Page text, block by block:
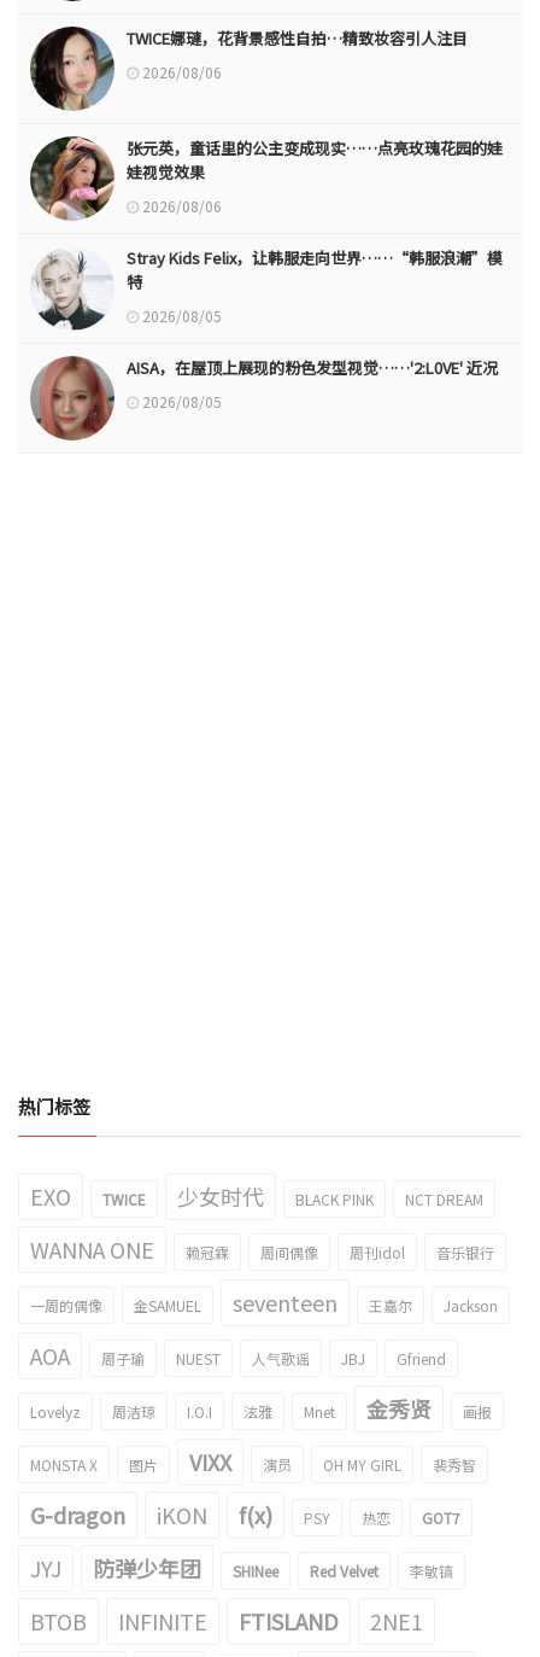
TWICE娜璉，花背景感性自拍…精致妆容引人注目
2026/08/06
张元英，童话里的公主变成现实……点亮玫瑰花园的娃
娃视觉效果
2026/08/06
Stray Kids Felix，让韩服走向世界……“韩服浪潮”模
特
2026/08/05
AISA，在屋顶上展现的粉色发型视觉……'2:L0VE' 近况
2026/08/05
热门标签
EXO TWICE 少女时代 BLACK PINK NCT DREAM
WANNA ONE 赖冠霖 周间偶像 周刊idol 音乐银行
一周的偶像 金SAMUEL seventeen 王嘉尔 Jackson
AOA 周子瑜 NUEST 人气歌谣 JBJ Gfriend
Lovelyz 周洁琼 I.O.I 泫雅 Mnet 金秀贤 画报
MONSTA X 图片 VIXX 演员 OH MY GIRL 裴秀智
G-dragon iKON f(x) PSY 热恋 GOT7
JYJ 防弹少年团 SHINee Red Velvet 李敏镐
BTOB INFINITE FTISLAND
2NE1